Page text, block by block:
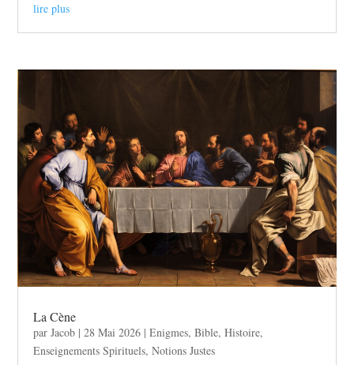
lire plus
La Cène
parJacob |28 Mai 2026 |Enigmes,Bible,Histoire,
Enseignements Spirituels,Notions Justes